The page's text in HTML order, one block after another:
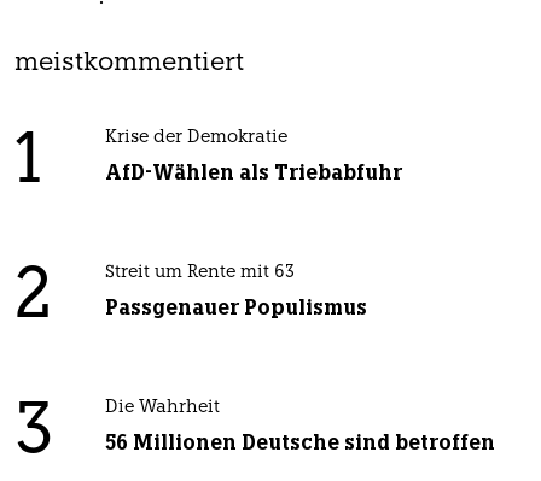
meistkommentiert
1 Krise der Demokratie
AfD-Wählen als Triebabfuhr
2 Streit um Rente mit 63
Passgenauer Populismus
3 Die Wahrheit
56 Millionen Deutsche sind betroffen